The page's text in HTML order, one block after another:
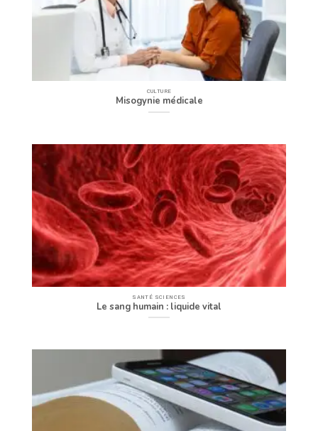
CULTURE
Misogynie médicale
SANTÉ SCIENCES
Le sang humain : liquide vital